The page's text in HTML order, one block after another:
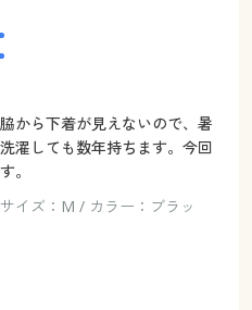
から下着が見えないので、暑
濯しても数年持ちます。今回
。
イズ：M / カラー：ブラッ